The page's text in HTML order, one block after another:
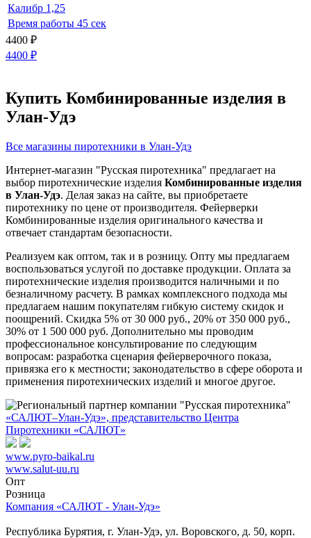
Калибр 1,25
Время работы 45 сек
4400 ₽
4400 ₽
Купить Комбинированные изделия в
Улан-Удэ
Все магазины пиротехники в Улан-Удэ
Интернет-магазин "Русская пиротехника" предлагает на
выбор пиротехнические изделия Комбинированные изделия
в Улан-Удэ. Делая заказ на сайте, вы приобретаете
пиротехнику по цене от производителя. Фейерверки
Комбинированные изделия оригинального качества и
отвечает стандартам безопасности.
Реализуем как оптом, так и в розницу. Опту мы предлагаем
воспользоваться услугой по доставке продукции. Оплата за
пиротехнические изделия производится наличными и по
безналичному расчету. В рамках комплексного подхода мы
предлагаем нашим покупателям гибкую систему скидок и
поощрений. Скидка 5% от 30 000 руб., 20% от 350 000 руб.,
30% от 1 500 000 руб. Дополнительно мы проводим
профессиональное консультирование по следующим
вопросам: разработка сценария фейерверочного показа,
привязка его к местности; законодательство в сфере оборота и
применения пиротехнических изделий и многое другое.
«САЛЮТ–Улан-Удэ», представительство Центра
Пиротехники «САЛЮТ»
www.pyro-baikal.ru
www.salut-uu.ru
Опт
Розница
Компания «САЛЮТ - Улан-Удэ»
Республика Бурятия, г. Улан-Удэ, ул. Воровского, д. 50, корп.